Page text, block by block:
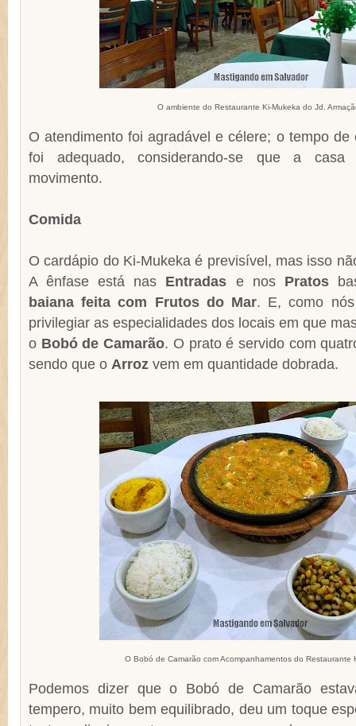
O ambiente do Restaurante Ki-Mukeka do Jd.
O atendimento foi agradável e célere; o tempo de
foi adequado, considerando-se que a casa
movimento.
Comida
O cardápio do Ki-Mukeka é previsível, mas isso
A ênfase está nas Entradas e nos Pratos
baiana feita com Frutos do Mar. E, como
privilegiar as especialidades dos locais em que
o Bobó de Camarão. O prato é servido com
sendo que o Arroz vem em quantidade dobrada.
O Bobó de Camarão com Acompanhamentos do Restaurante
Podemos dizer que o Bobó de Camarão
tempero, muito bem equilibrado, deu um toque